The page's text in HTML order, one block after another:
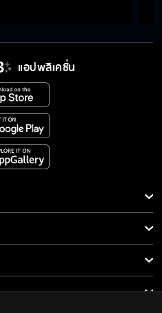
แอปพลิเคชั่น